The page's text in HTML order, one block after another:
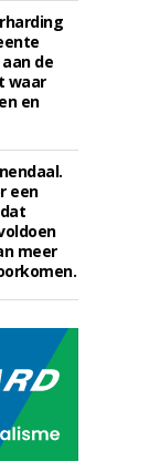
de
waar
en
een
meer